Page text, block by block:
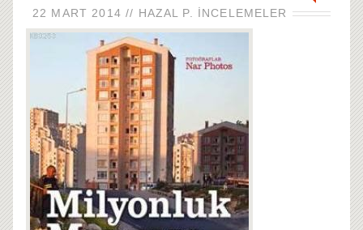
22 MART 2014 // HAZAL P. İNCELEMELER